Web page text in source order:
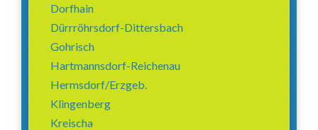
Dorfhain
Dürrröhrsdorf-Dittersbach
Gohrisch
Hartmannsdorf-Reichenau
Hermsdorf/Erzgeb.
Klingenberg
Kreischa